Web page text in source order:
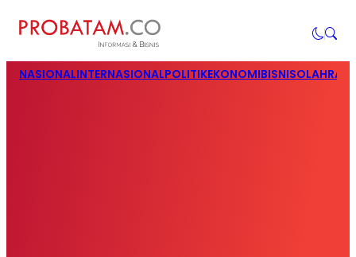
NASIONALINTERNASIONALPOLITIKEKONOMIBISNIS